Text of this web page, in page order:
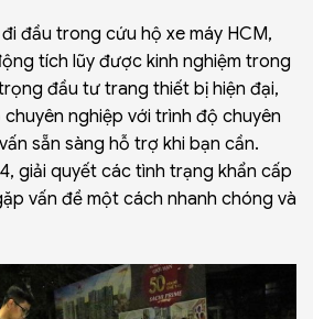
đi đầu trong cứu hộ xe máy HCM,
tích lũy được kinh nghiệm trong
đầu tư trang thiết bị hiện đại,
nghiệp với trình độ chuyên
sẵn sàng hỗ trợ khi bạn cần.
giải quyết các tình trạng khẩn cấp
vấn đề một cách nhanh chóng và